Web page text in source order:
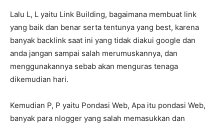
Lalu L, L yaitu Link Building, bagaimana membuat link
yang baik dan benar serta tentunya yang best, karena
banyak backlink saat ini yang tidak diakui google dan
anda jangan sampai salah merumuskannya, dan
menggunakannya sebab akan menguras tenaga
dikemudian hari.
Kemudian P, P yaitu Pondasi Web, Apa itu pondasi Web,
banyak para nlogger yang salah memasukkan dan